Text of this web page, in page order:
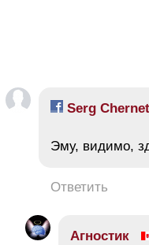
Serg
Эму, видимо,
Ответить
Агностик